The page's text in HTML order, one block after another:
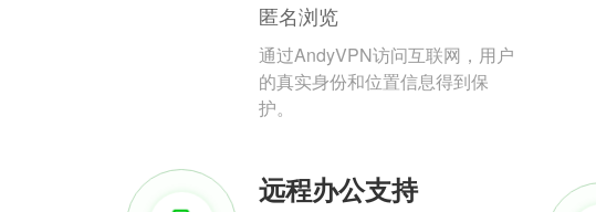
匿名浏览
通过AndyVPN访问互联网，用户
的真实身份和位置信息得到保
护。
远程办公支持